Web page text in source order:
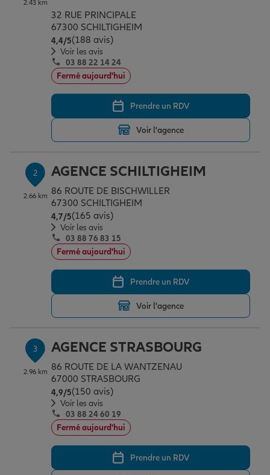
Assurance emprunteur
Prévoyance et dépendance
Assurance animal de compagnie
Protection de la famille
Protection juridique
Épargne & retraite
Plan épargne retraite
Assurance vie
Placements financiers
Investissements immobiliers
Transmission
Vos projets
Partir en vacances
Déménager
Changer de voiture
Départ à la retraite
Préparer l’avenir
Conseil assurance
Outre-mer
Assurance auto
Assurance habitation
Le Pack Famille
Garantie des accidents de la vie
Assurance scolaire
Protection juridique
Professionnels
Allianz en France
2.43 km
32 RUE PRINCIPALE
67300 SCHILTIGHEIM
4,4/5Note de 4.4 sur 5
(188 avis)
Voir les avis
03 88 22 14 24
Fermé aujourd'hui
Prendre un RDV
Voir l'agence
2
2.66 km
AGENCE SCHILTIGHEIM
86 ROUTE DE BISCHWILLER
67300 SCHILTIGHEIM
4,7/5Note de 4.7 sur 5
(165 avis)
Voir les avis
03 88 76 83 15
Fermé aujourd'hui
Prendre un RDV
Voir l'agence
3
2.96 km
AGENCE STRASBOURG
86 ROUTE DE LA WANTZENAU
67000 STRASBOURG
4,9/5Note de 4.9 sur 5
(150 avis)
Voir les avis
03 88 24 60 19
Fermé aujourd'hui
Prendre un RDV